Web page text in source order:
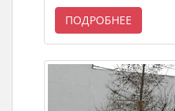
ПОДРОБНЕЕ